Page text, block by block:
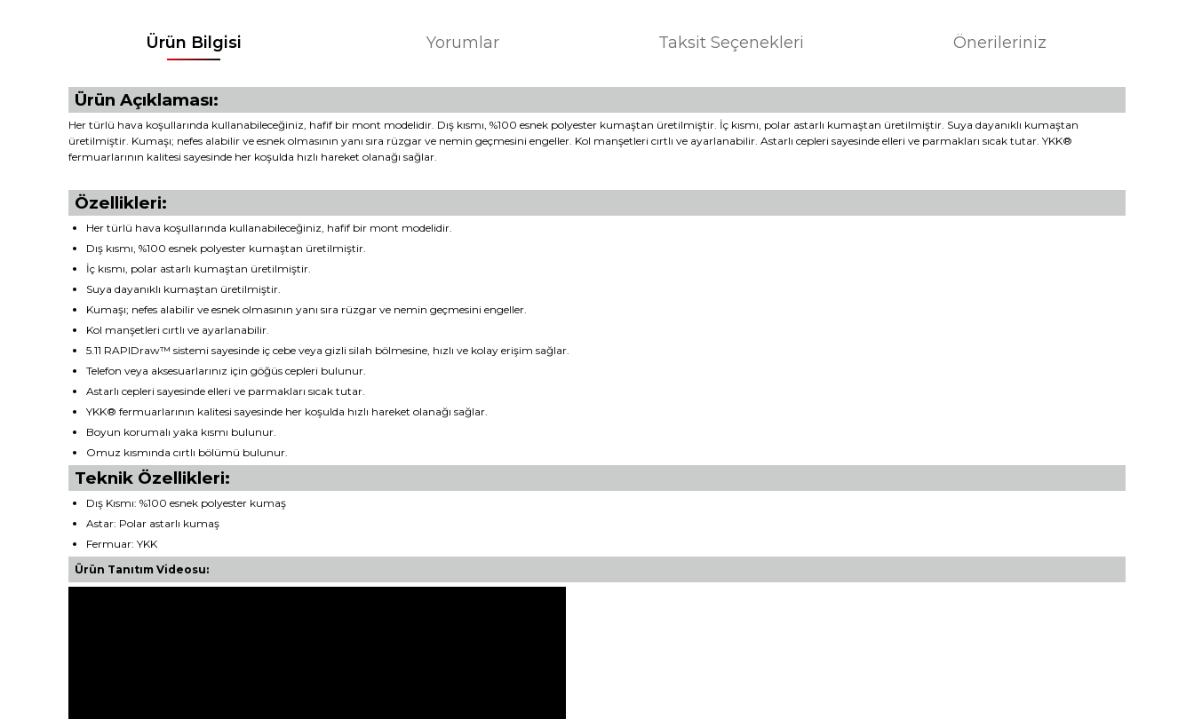
Ürün Bilgisi Yorumlar Taksit Seçenekleri Önerileriniz
Ürün Açıklaması:
Her türlü hava koşullarında kullanabileceğiniz, hafif bir mont modelidir. Dış kısmı, %100 esnek polyester kumaştan üretilmiştir. İç kısmı, polar astarlı kumaştan üretilmiştir. Suya dayanıklı kumaştan
üretilmiştir. Kumaşı; nefes alabilir ve esnek olmasının yanı sıra rüzgar ve nemin geçmesini engeller. Kol manşetleri cırtlı ve ayarlanabilir. Astarlı cepleri sayesinde elleri ve parmakları sıcak tutar. YKK®
fermuarlarının kalitesi sayesinde her koşulda hızlı hareket olanağı sağlar.
Özellikleri:
Her türlü hava koşullarında kullanabileceğiniz, hafif bir mont modelidir.
Dış kısmı, %100 esnek polyester kumaştan üretilmiştir.
İç kısmı, polar astarlı kumaştan üretilmiştir.
Suya dayanıklı kumaştan üretilmiştir.
Kumaşı; nefes alabilir ve esnek olmasının yanı sıra rüzgar ve nemin geçmesini engeller.
Kol manşetleri cırtlı ve ayarlanabilir.
5.11 RAPIDraw™ sistemi sayesinde iç cebe veya gizli silah bölmesine, hızlı ve kolay erişim sağlar.
Telefon veya aksesuarlarınız için göğüs cepleri bulunur.
Astarlı cepleri sayesinde elleri ve parmakları sıcak tutar.
YKK® fermuarlarının kalitesi sayesinde her koşulda hızlı hareket olanağı sağlar.
Boyun korumalı yaka kısmı bulunur.
Omuz kısmında cırtlı bölümü bulunur.
Teknik Özellikleri:
Dış Kısmı: %100 esnek polyester kumaş
Astar: Polar astarlı kumaş
Fermuar: YKK
Ürün Tanıtım Videosu: